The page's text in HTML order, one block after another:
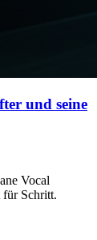
und seine
Vocal
Schritt.